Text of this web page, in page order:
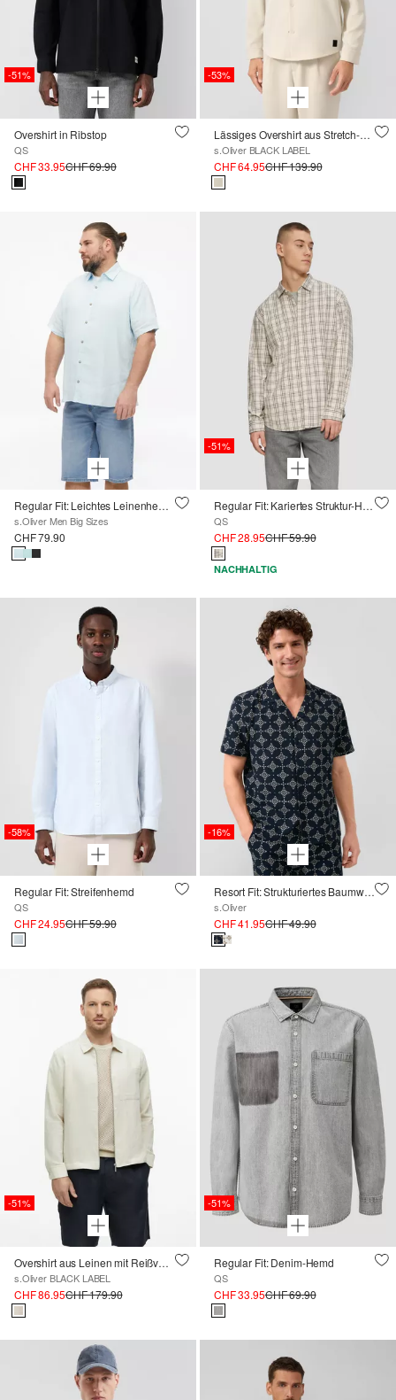
-51%
Overshirt in Ribstop
QS
CHF 33.95CHF 69.90
-53%
Lässiges Overshirt aus Stretch-Gewebe
s.Oliver BLACK LABEL
CHF 64.95CHF 139.90
Regular Fit: Leichtes Leinenhemd mit Kentkragen
s.Oliver Men Big Sizes
CHF 79.90
-51%
Regular Fit: Kariertes Struktur-Hemd aus Baumwolle
QS
CHF 28.95CHF 59.90
NACHHALTIG
-58%
Regular Fit: Streifenhemd
QS
CHF 24.95CHF 59.90
-16%
Resort Fit: Strukturiertes Baumwollhemd mit All-over-Print
s.Oliver
CHF 41.95CHF 49.90
-51%
Overshirt aus Leinen mit Reißverschluss
s.Oliver BLACK LABEL
CHF 86.95CHF 179.90
-51%
Regular Fit: Denim-Hemd
QS
CHF 33.95CHF 69.90